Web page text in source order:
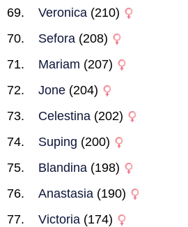
Veronica (210)
Sefora (208)
Mariam (207)
Jone (204)
Celestina (202)
Suping (200)
Blandina (198)
Anastasia (190)
Victoria (174)